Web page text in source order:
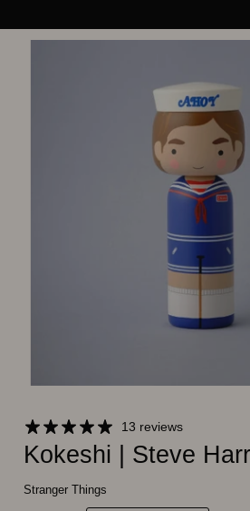
13 reviews
Kokeshi | Steve
Stranger Things